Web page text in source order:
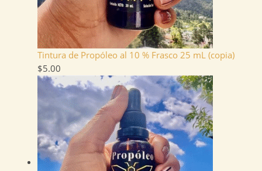
Tintura de Propóleo al 10 % Frasco 25 mL (copia)
$5.00